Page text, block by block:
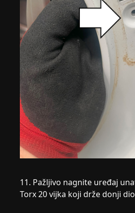
11. Pažljivo nagnite uređaj
Torx 20 vijka koji drže donji